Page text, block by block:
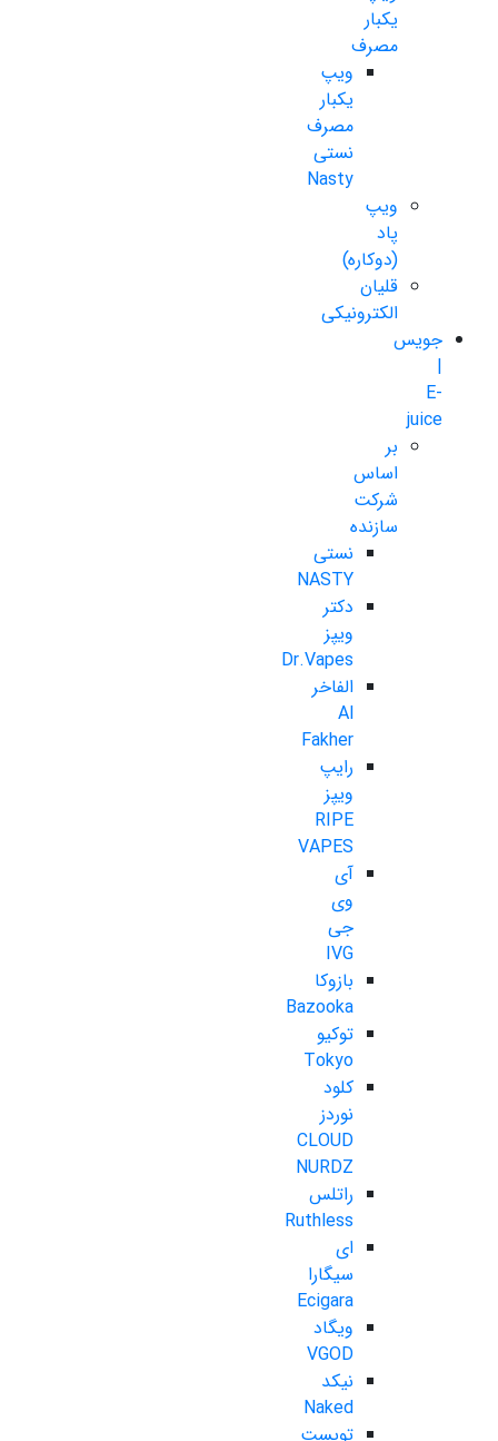
یکبار
مصرف
ویپ
یکبار
مصرف
نستی
Nasty
ویپ
پاد
(دوکاره)
قلیان
الکترونیکی
جویس
|
E-
juice
بر
اساس
شرکت
سازنده
نستی
NASTY
دکتر
ویپز
Dr.Vapes
الفاخر
Al
Fakher
رایپ
ویپز
RIPE
VAPES
آی
وی
جی
IVG
بازوکا
Bazooka
توکیو
Tokyo
کلود
نوردز
CLOUD
NURDZ
راتلس
Ruthless
ای
سیگارا
Ecigara
ویگاد
VGOD
نیکد
Naked
تویست